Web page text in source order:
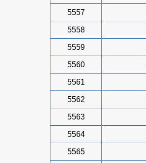
5557
5558
5559
5560
5561
5562
5563
5564
5565